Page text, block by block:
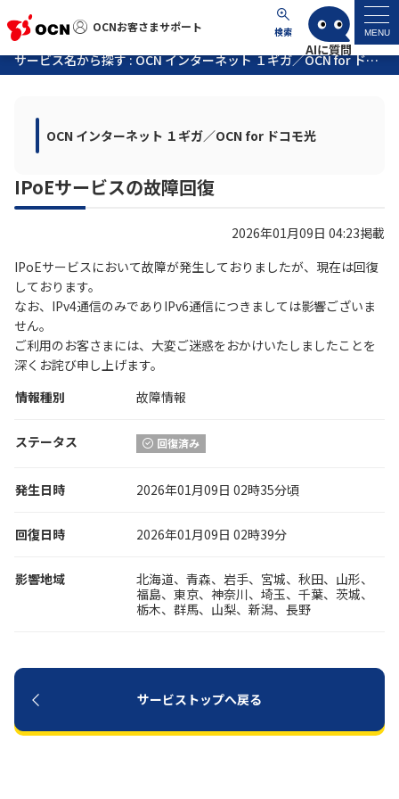
OCNお客さまサポート 検索 MENU
OCNお客さまサポート
マイページ
サポートトップ
サービス名から探す
工事・故障情報
各種ダウンロード
お問い合わせ
履歴・お気に入り
お知らせ サポートサイトの使い方
NTTドコモビジネスのお客さ
工事・故障情報通知
OCN サービス一覧
サービス名から探す : OCN インターネット １ギガ／OCN for ドコモ光に関する工事・故障情報
OCN インターネット １ギガ／OCN for ドコモ光
IPoEサービスの故障回復
2026年01月09日 04:23掲載
IPoEサービスにおいて故障が発生しておりましたが、現在は回復
しております。
なお、IPv4通信のみでありIPv6通信につきましては影響ございま
せん。
ご利用のお客さまには、大変ご迷惑をおかけいたしましたことを
深くお詫び申し上げます。
情報種別
故障情報
ステータス 回復済み
発生日時 2026年01月09日 02時35分頃
回復日時 2026年01月09日 02時39分
影響地域
北海道、青森、岩手、宮城、秋田、山形、
福島、東京、神奈川、埼玉、千葉、茨城、
栃木、群馬、山梨、新潟、長野
サービストップへ戻る